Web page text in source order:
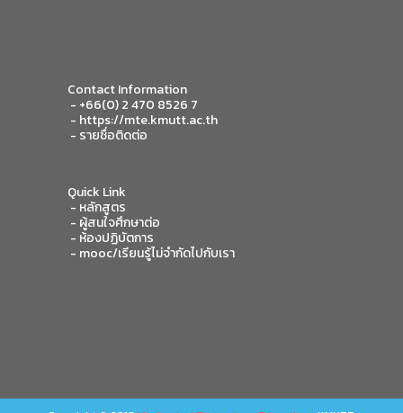
Contact Information
- +66(0) 2 470 8526 7
- https://mte.kmutt.ac.th
- รายชื่อติดต่อ
Quick Link
- หลักสูตร
- ผู้สนใจศึกษาต่อ
- ห้องปฏิบัตการ
- mooc/เรียนรู้ไม่จำกัดไปกับเรา